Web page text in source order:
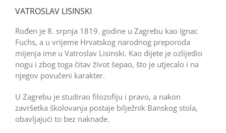
VATROSLAV LISINSKI
Rođen je 8. srpnja 1819. godine u Zagrebu kao Ignac
Fuchs, a u vrijeme Hrvatskog narodnog preporoda
mijenja ime u Vatroslav Lisinski. Kao dijete je ozlijedio
nogu i zbog toga čitav život šepao, što je utjecalo i na
njegov povučeni karakter.
U Zagrebu je studirao filozofiju i pravo, a nakon
završetka školovanja postaje bilježnik Banskog stola,
obavljajući to bez naknade.